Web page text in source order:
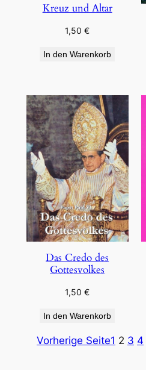
Kreuz und Altar
1,50€
In den Warenkorb
Das Credo des
Gottesvolkes
1,50€
In den Warenkorb
Vorherige Seite1 2 3 4